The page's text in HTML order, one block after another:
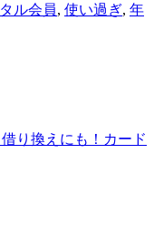
ル会員, 使い過ぎ, 年
り換えにも！カード